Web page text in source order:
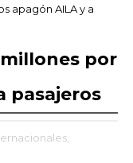
apagón AILA y a
millones por
pasajeros